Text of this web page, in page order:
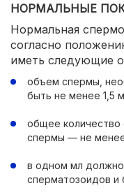
НОРМАЛЬНЫЕ
Нормальная
согласно
иметь следующие
объем спермы,
быть не менее 1,5
общее
спермы — не
в одном мл должно
сперматозоидов и